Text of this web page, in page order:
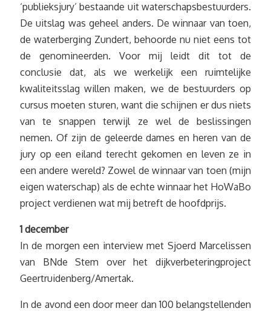
‘publieksjury’ bestaande uit waterschapsbestuurders.
De uitslag was geheel anders. De winnaar van toen,
de waterberging Zundert, behoorde nu niet eens tot
de genomineerden. Voor mij leidt dit tot de
conclusie dat, als we werkelijk een ruimtelijke
kwaliteitsslag willen maken, we de bestuurders op
cursus moeten sturen, want die schijnen er dus niets
van te snappen terwijl ze wel de beslissingen
nemen. Of zijn de geleerde dames en heren van de
jury op een eiland terecht gekomen en leven ze in
een andere wereld? Zowel de winnaar van toen (mijn
eigen waterschap) als de echte winnaar het HoWaBo
project verdienen wat mij betreft de hoofdprijs.
1 december
In de morgen een interview met Sjoerd Marcelissen
van BNde Stem over het dijkverbeteringproject
Geertruidenberg/Amertak.
In de avond een door meer dan 100 belangstellenden